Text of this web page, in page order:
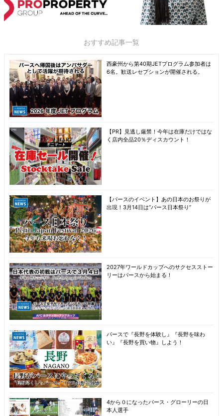
おすすめ記事一覧
西豪州から第40期JETプログラム参加者は
6名。歓送レセプションが開催される。
【PR】見逃し厳禁！今年は在庫だけではな
く店内全品20％ディスカウント！
【パースのイベント】あの日本のお祭りが
出現！3月14日は“パース日本祭り”
2027年ワールドカップへのサクセスストー
リーはパースから始まる！
パースで『長野を体験し』『長野を味わ
い』『長野を買い物』しよう！
4から０になったパース・グローリーの日
本人選手